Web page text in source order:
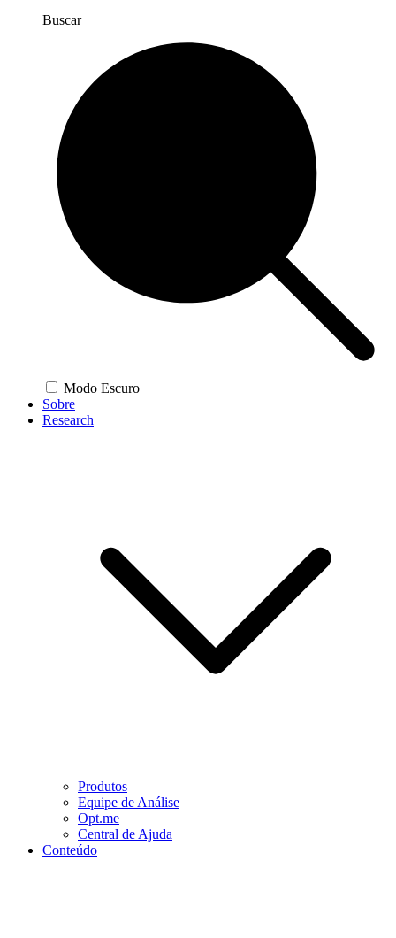
Buscar
Modo Escuro
Sobre
Research
Produtos
Equipe de Análise
Opt.me
Central de Ajuda
Conteúdo